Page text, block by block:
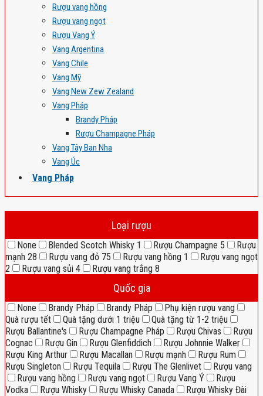
Rượu vang hồng
Rượu vang ngọt
Rượu Vang Ý
Vang Argentina
Vang Chile
Vang Mỹ
Vang New Zew Zealand
Vang Pháp
Brandy Pháp
Rượu Champagne Pháp
Vang Tây Ban Nha
Vang Úc
Vang Pháp
Loại rượu
None Blended Scotch Whisky 1 Rượu Champagne 5
Rượu
mạnh 28 Rượu vang đỏ 75 Rượu vang hồng 1
Rượu vang ngọt
2
Rượu vang sủi 4 Rượu vang trắng 8
Quốc gia
None Brandy Pháp Brandy Pháp
Phụ kiện rượu vang
Quà rượu tết
Quà tặng dưới 1 triệu
Quà tặng từ 1-2 triệu
Rượu Ballantine's
Rượu Champagne Pháp Rượu Chivas
Rượu
Cognac
Rượu Gin Rượu Glenfiddich
Rượu Johnnie Walker
Rượu King Arthur
Rượu Macallan Rượu mạnh
Rượu Rum
Rượu Singleton
Rượu Tequila Rượu The Glenlivet
Rượu vang
Rượu vang hồng
Rượu vang ngọt Rượu Vang Ý
Rượu
Vodka
Rượu Whisky Rượu Whisky Canada Rượu Whisky Đài